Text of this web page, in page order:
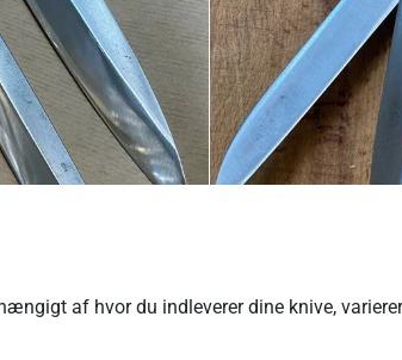
af hvor du indleverer dine knive, varierer